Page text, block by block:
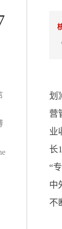
划
营
业
长
“
中
不